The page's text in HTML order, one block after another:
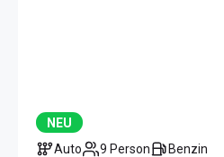
NEU
Auto
9 Person Benzin